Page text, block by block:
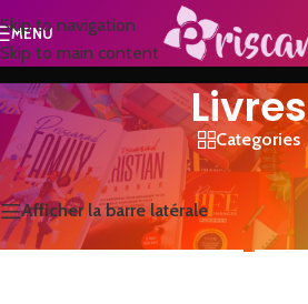
Skip to navigation
Skip to main content
MENU
Livres
Categories
Accueil/Livres
Afficher la barre latérale